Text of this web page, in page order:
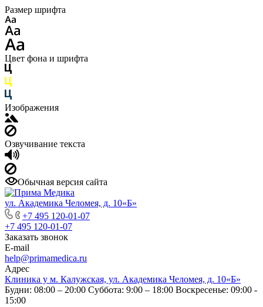
Размер шрифта
Цвет фона и шрифта
Изображения
Озвучивание текста
Обычная версия сайта
ул. Академика Челомея, д. 10«Б»
+7 495 120-01-07
+7 495 120-01-07
Заказать звонок
E-mail
help@primamedica.ru
Адрес
Клиника у м. Калужская, ул. Академика Челомея, д. 10«Б»
Будни: 08:00 – 20:00 Суббота: 9:00 – 18:00 Воскресенье: 09:00 -
15:00